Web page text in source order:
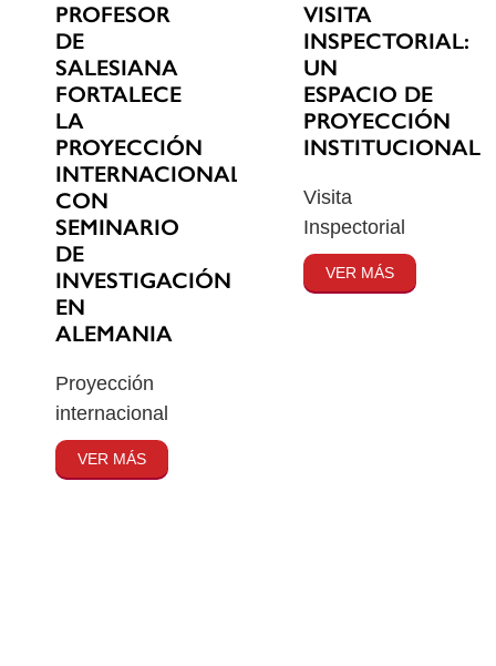
PROFESOR
DE
SALESIANA
FORTALECE
LA
PROYECCIÓN
INTERNACIONAL
CON
SEMINARIO
DE
INVESTIGACIÓN
EN
ALEMANIA
Proyección
internacional
VER MÁS
VISITA
INSPECTORIAL:
UN
ESPACIO DE
PROYECCIÓN
INSTITUCIONAL
Visita
Inspectorial
VER MÁS